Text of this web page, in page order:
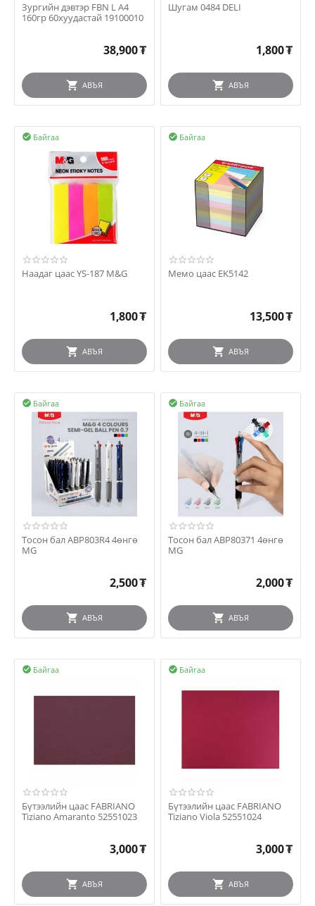
Зургийн дэвтэр FBN L A4
160гр 60хуудастай 19100010
38,900₮
АВЪЯ
Шугам 0484 DELI
1,800₮
АВЪЯ
Байгаа

Наадаг цаас YS-187 M&G
1,800₮
АВЪЯ
Байгаа

Мемо цаас EK5142
13,500₮
АВЪЯ
Байгаа

Тосон бал ABP803R4 4өнгө
MG
2,500₮
АВЪЯ
Байгаа

Тосон бал ABP80371 4өнгө
MG
2,000₮
АВЪЯ
Байгаа

Бүтээлийн цаас FABRIANO
Tiziano Amaranto 52551023
3,000₮
АВЪЯ
Байгаа

Бүтээлийн цаас FABRIANO
Tiziano Viola 52551024
3,000₮
АВЪЯ